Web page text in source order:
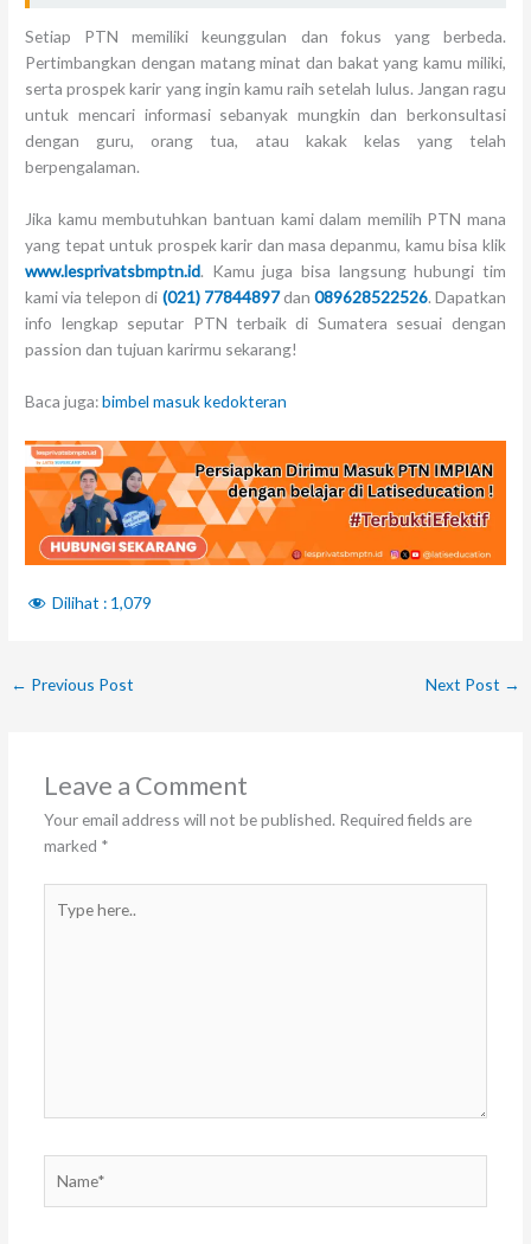
Setiap PTN memiliki keunggulan dan fokus yang berbeda.
Pertimbangkan dengan matang minat dan bakat yang kamu miliki,
serta prospek karir yang ingin kamu raih setelah lulus. Jangan ragu
untuk mencari informasi sebanyak mungkin dan berkonsultasi
dengan guru, orang tua, atau kakak kelas yang telah
berpengalaman.
Jika kamu membutuhkan bantuan kami dalam memilih PTN mana
yang tepat untuk prospek karir dan masa depanmu, kamu bisa klik
www.lesprivatsbmptn.id. Kamu juga bisa langsung hubungi tim
kami via telepon di (021) 77844897 dan 089628522526. Dapatkan
info lengkap seputar PTN terbaik di Sumatera sesuai dengan
passion dan tujuan karirmu sekarang!
Baca juga:bimbel masuk kedokteran
Dilihat : 1,079
← Previous Post Next Post →
Leave a Comment
Your email address will not be published. Required fields are
marked *
here..